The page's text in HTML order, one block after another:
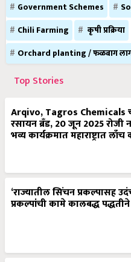
Government Schemes
Chili Farming
कृषी प्रक्रिया
Orchard planting / फळबाग
Top Stories
Arqivo, Tagros Chemicals
रसायन ब्रँड, 20 जून 2025 रोजी
भव्य कार्यक्रमात महाराष्ट्रात
‘राज्यातील सिंचन प्रकल्पासह
प्रकल्पांची कामे कालबद्ध पद्धतीने